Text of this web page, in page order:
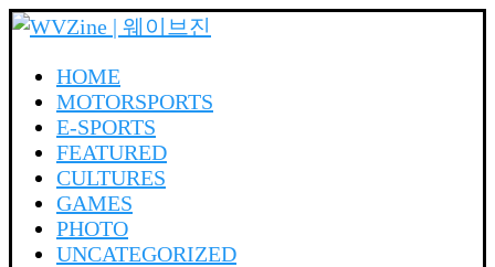
HOME
MOTORSPORTS
E-SPORTS
FEATURED
CULTURES
GAMES
PHOTO
UNCATEGORIZED